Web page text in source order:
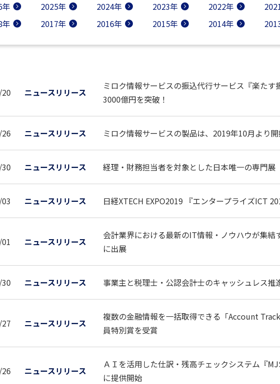
年 2025年 2024年 2023年 2022年
年
2017年 2016年 2015年 2014年
ニュースリリース
ミロク情報サービスの振込代行サービス『楽た
3000億円を突破！
ニュースリリース ミロク情報サービスの製品は、2019年10月より
ニュースリリース 経理・財務担当者を対象とした日本唯一の専門
ニュースリリース 日経XTECH EXPO2019 『エンタープライズICT
ニュースリリース
会計業界における最新のIT情報・ノウハウが集
に出展
ニュースリリース 事業主と税理士・公認会計士のキャッシュレス推
ニュースリリース
複数の金融情報を一括取得できる「Account
員特別賞を受賞
ニュースリリース
ＡＩを活用した仕訳・残高チェックシステム『
に提供開始